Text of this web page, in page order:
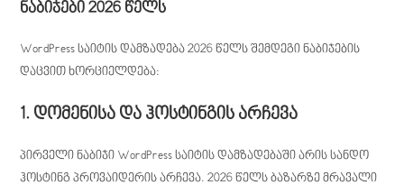
ნაბიჯები 2026 წელს
WordPress საიტის დამზადება 2026 წელს შემდეგი ნაბიჯების
დაცვით ხორციელდება:
1. დომენისა და ჰოსტინგის არჩევა
პირველი ნაბიჯი WordPress საიტის დამზადებაში არის სანდო
ჰოსტინგ პროვაიდერის არჩევა. 2026 წელს ბაზარზე მრავალი